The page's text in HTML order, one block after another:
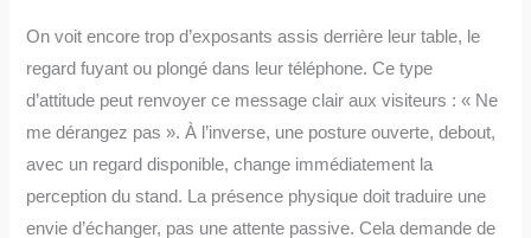
On voit encore trop d’exposants assis derrière leur table, le
regard fuyant ou plongé dans leur téléphone. Ce type
d’attitude peut renvoyer ce message clair aux visiteurs : « Ne
me dérangez pas ». À l’inverse, une posture ouverte, debout,
avec un regard disponible, change immédiatement la
perception du stand. La présence physique doit traduire une
envie d’échanger, pas une attente passive. Cela demande de